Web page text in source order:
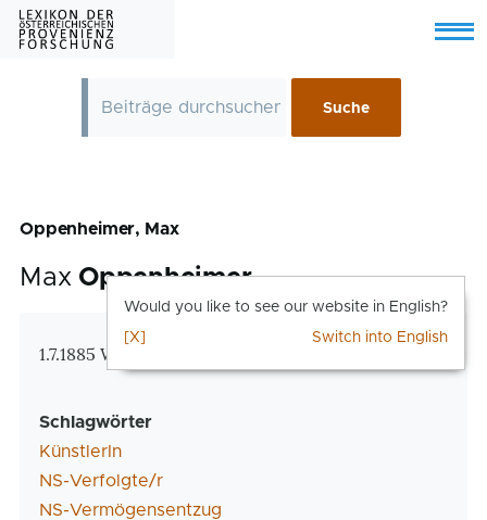
Skip to main content
Menu
Oppenheimer, Max
Max Oppenheimer
Zusatzinformationen
1.7.1885 Wien – 20.5.1954 New York
Schlagwörter
KünstlerIn
NS-Verfolgte/r
NS-Vermögensentzug
Would you like to see our website in English?
Switch into English
[X]